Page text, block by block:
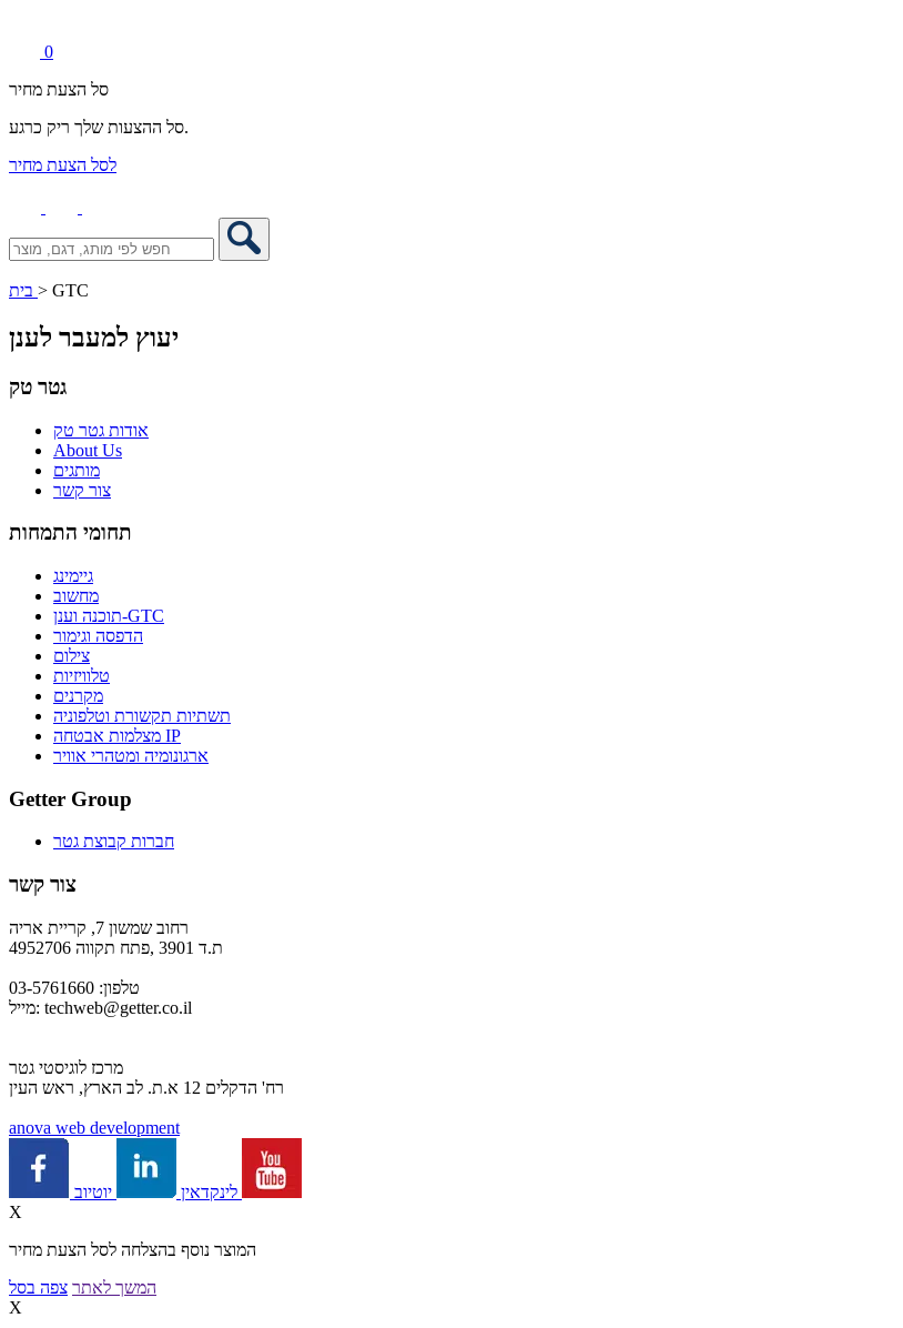
0
סל הצעת מחיר
סל ההצעות שלך ריק כרגע.
לסל הצעת מחיר
> GTC
יעוץ למעבר לענן
גטר טק
אודות גטר טק
About Us
מותגים
צור קשר
תחומי התמחות
גיימינג
מחשוב
תוכנה וענן-GTC
הדפסה וגימור
צילום
טלוויזיות
מקרנים
תשתיות תקשורת וטלפוניה
מצלמות אבטחה IP
ארגונומיה ומטהרי אוויר
Getter Group
חברות קבוצת גטר
צור קשר
רחוב שמשון 7, קריית אריה
ת.ד 3901 ,פתח תקווה 4952706
טלפון: 03-5761660
מייל: techweb@getter.co.il
מרכז לוגיסטי גטר
רח' הדקלים 12 א.ת. לב הארץ, ראש העין
anova web development
לינקדאין
X
המוצר נוסף בהצלחה לסל הצעת מחיר
המשך לאתר צפה בסל
X